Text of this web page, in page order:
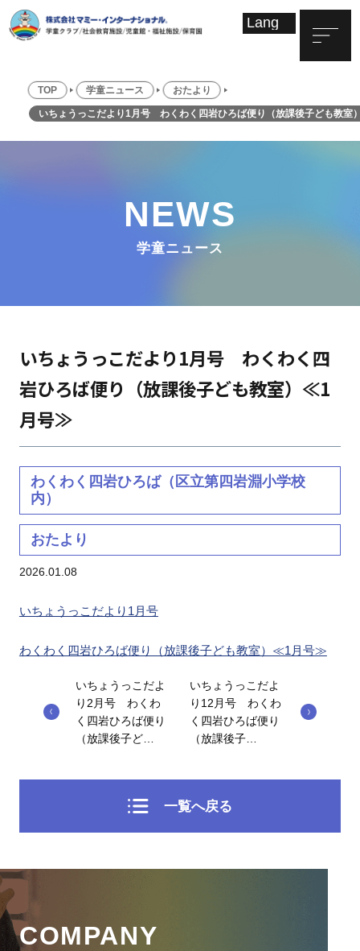
TOP 学童ニュース おたより
いちょうっこだより1月号 わくわく四岩ひろば便り（放課後子ども教
NEWS
学童ニュース
いちょうっこだより1月号 わくわく四
岩ひろば便り（放課後子ども教室）≪1
月号≫
わくわく四岩ひろば（区立第四岩淵小学校
内）
おたより
2026.01.08
いちょうっこだより1月号
わくわく四岩ひろば便り（放課後子ども教室）≪1月号≫
いちょうっこだよ
り2月号 わくわ
く四岩ひろば便り
（放課後子ど…
いちょうっこだよ
り12月号 わくわ
く四岩ひろば便り
（放課後子…
一覧へ戻る
COMPANY